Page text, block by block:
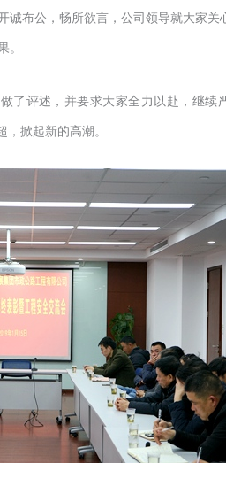
诚布公，畅所欲言，公司领导就大家关
。
了评述，并要求大家全力以赴，继续
掀起新的高潮。